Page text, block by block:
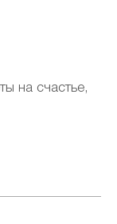
на счастье,